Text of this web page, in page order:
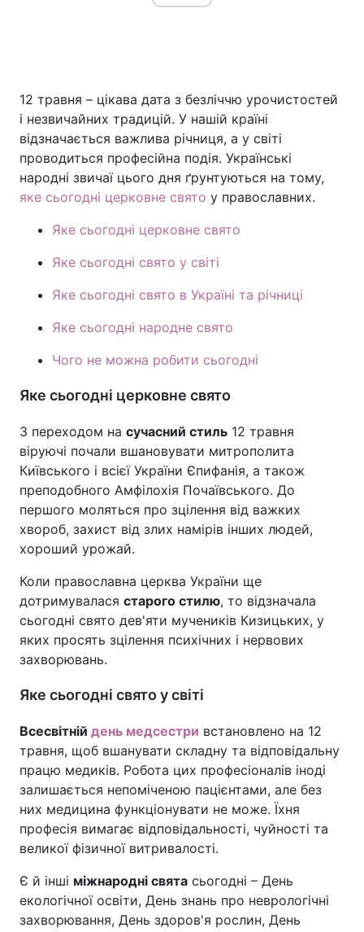
12 травня – цікава дата з безліччю урочистостей
і незвичайних традицій. У нашій країні
відзначається важлива річниця, а у світі
проводиться професійна подія. Українські
народні звичаї цього дня ґрунтуються на тому,
яке сьогодні церковне свято у православних.
Яке сьогодні церковне свято
Яке сьогодні свято у світі
Яке сьогодні свято в Україні та річниці
Яке сьогодні народне свято
Чого не можна робити сьогодні
Яке сьогодні церковне свято
З переходом на сучасний стиль 12 травня
віруючі почали вшановувати митрополита
Київського і всієї України Єпифанія, а також
преподобного Амфілохія Почаївського. До
першого моляться про зцілення від важких
хвороб, захист від злих намірів інших людей,
хороший урожай.
Коли православна церква України ще
дотримувалася старого стилю, то відзначала
сьогодні свято дев'яти мучеників Кизицьких, у
яких просять зцілення психічних і нервових
захворювань.
Яке сьогодні свято у світі
Всесвітній день медсестри встановлено на 12
травня, щоб вшанувати складну та відповідальну
працю медиків. Робота цих професіоналів іноді
залишається непоміченою пацієнтами, але без
них медицина функціонувати не може. Їхня
професія вимагає відповідальності, чуйності та
великої фізичної витривалості.
Є й інші міжнародні свята сьогодні – День
екологічної освіти, День знань про неврологічні
захворювання, День здоров'я рослин, День